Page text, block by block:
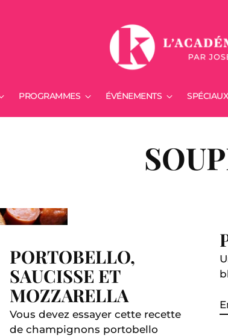
PROGRAMMES ÉVÉNEMENTS
PORTOBELLO,
SAUCISSE ET
MOZZARELLA
Vous devez essayer cette recette
de champignons portobello